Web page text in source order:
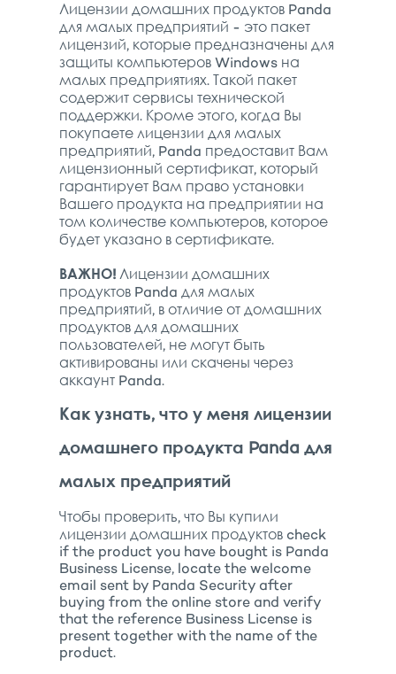
Лицензии домашних продуктов Panda
для малых предприятий - это пакет
лицензий, которые предназначены для
защиты компьютеров Windows на
малых предприятиях. Такой пакет
содержит сервисы технической
поддержки. Кроме этого, когда Вы
покупаете лицензии для малых
предприятий, Panda предоставит Вам
лицензионный сертификат, который
гарантирует Вам право установки
Вашего продукта на предприятии на
том количестве компьютеров, которое
будет указано в сертификате.
ВАЖНО! Лицензии домашних
продуктов Panda для малых
предприятий, в отличие от домашних
продуктов для домашних
пользователей, не могут быть
активированы или скачены через
аккаунт Panda.
Как узнать, что у меня лицензии
домашнего продукта Panda для
малых предприятий
Чтобы проверить, что Вы купили
лицензии домашних продуктов check
if the product you have bought is Panda
Business License, locate the welcome
email sent by Panda Security after
buying from the online store and verify
that the reference Business License is
present together with the name of the
product.